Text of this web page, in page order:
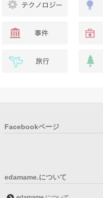
Facebookページ
edamame.について